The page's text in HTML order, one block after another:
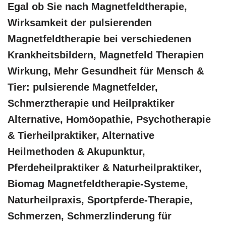
Egal ob Sie nach Magnetfeldtherapie,
Wirksamkeit der pulsierenden
Magnetfeldtherapie bei verschiedenen
Krankheitsbildern, Magnetfeld Therapien
Wirkung, Mehr Gesundheit für Mensch &
Tier: pulsierende Magnetfelder,
Schmerztherapie und Heilpraktiker
Alternative, ‎Homöopathie, ‎Psychotherapie
& ‎Tierheilpraktiker, Alternative
Heilmethoden & Akupunktur,
Pferdeheilpraktiker & Naturheilpraktiker,
Biomag Magnetfeldtherapie-Systeme,
Naturheilpraxis, Sportpferde-Therapie,
Schmerzen, Schmerzlinderung für